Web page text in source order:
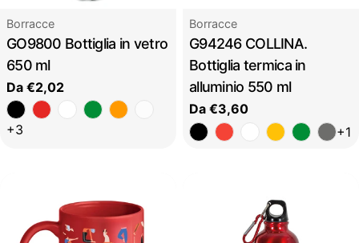
Tipo:
Borracce
GO9800 Bottiglia in vetro
650 ml
Prezzo
regolare
Da €2,02
+3
Tipo:
Borracce
G94246 COLLINA.
Bottiglia termica in
alluminio 550 ml
Prezzo
regolare
Da €3,60
+1